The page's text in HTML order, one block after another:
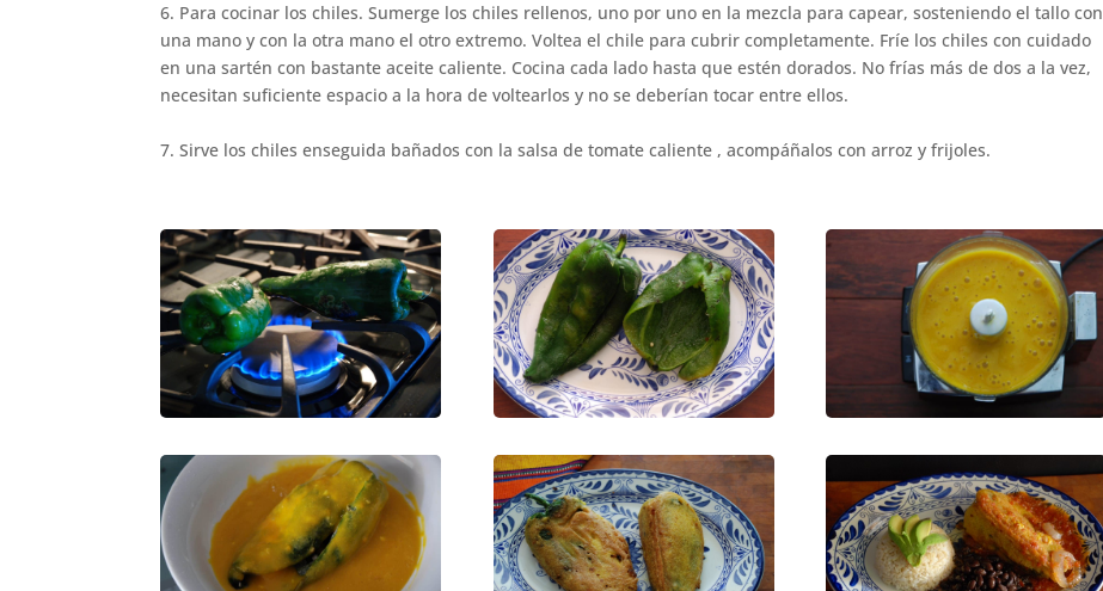
6. Para cocinar los chiles. Sumerge los chiles rellenos, uno por uno en la mezcla para capear, sosteniendo el tallo con
una mano y con la otra mano el otro extremo. Voltea el chile para cubrir completamente. Fríe los chiles con cuidado
en una sartén con bastante aceite caliente. Cocina cada lado hasta que estén dorados. No frías más de dos a la vez,
necesitan suficiente espacio a la hora de voltearlos y no se deberían tocar entre ellos.
7. Sirve los chiles enseguida bañados con la salsa de tomate caliente , acompáñalos con arroz y frijoles.